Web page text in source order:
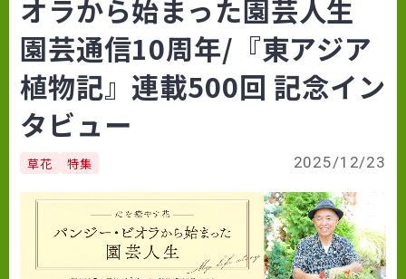
オラから始まった園芸人生
園芸通信10周年/『東アジア
植物記』連載500回 記念イン
タビュー
草花 特集 2025/12/23